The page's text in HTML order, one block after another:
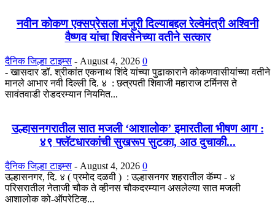
नवीन कोकण एक्सप्रेसला मंजुरी दिल्याबद्दल रेल्वेमंत्री अश्विनी
वैष्णव यांचा शिवसेनेच्या वतीने सत्कार
दैनिक जिल्हा टाइम्स - August 4, 2026 0
- खासदार डॉ. श्रीकांत एकनाथ शिंदे यांच्या पुढाकाराने कोकणवासीयांच्या वतीने
मानले आभार नवी दिल्ली दि. ४ : छत्रपती शिवाजी महाराज टर्मिनस ते
सावंतवाडी रोडदरम्यान नियमित...
उल्हासनगरातील सात मजली ‘आशालोक’ इमारतीला भीषण आग :
४९ फ्लॅटधारकांची सुखरूप सुटका, आठ दुचाकी...
दैनिक जिल्हा टाइम्स - August 4, 2026 0
उल्हासनगर, दि. ४ ( प्रमोद दळवी ) : उल्हासनगर शहरातील कॅम्प - ४
परिसरातील नेताजी चौक ते व्हीनस चौकदरम्यान असलेल्या सात मजली
आशालोक को-ऑपरेटिव्ह...